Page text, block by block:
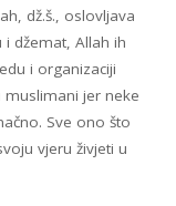
dž.š., oslovljava
i džemat, Allah ih
i organizaciji
jer neke
Sve ono što
vjeru živjeti u